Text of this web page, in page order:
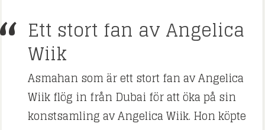
Ett stort fan av Angelica
Wiik
Asmahan som är ett stort fan av Angelica
Wiik flög in från Dubai för att öka på sin
konstsamling av Angelica Wiik. Hon köpte